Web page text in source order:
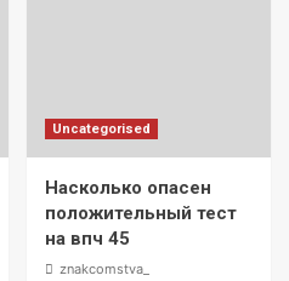
Uncategorised
Насколько опасен
положительный тест
на впч 45
znakcomstva_